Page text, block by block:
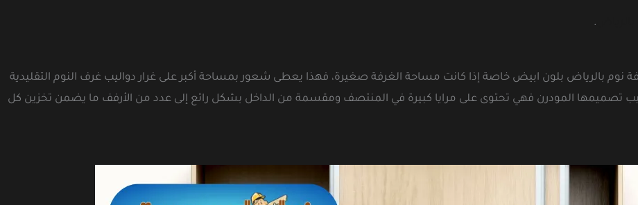
.
نوم بالرياض بلون ابيض خاصة إذا كانت مساحة الغرفة صغيرة، فهذا يعطى شعور بمساحة أكبر على غرار دواليب غرف النوم التقليدية
تصميمها المودرن فهي تحتوى على مرايا كبيرة في المنتصف ومقسمة من الداخل بشكل رائع إلى عدد من الأرفف ما يضمن تخزين كل